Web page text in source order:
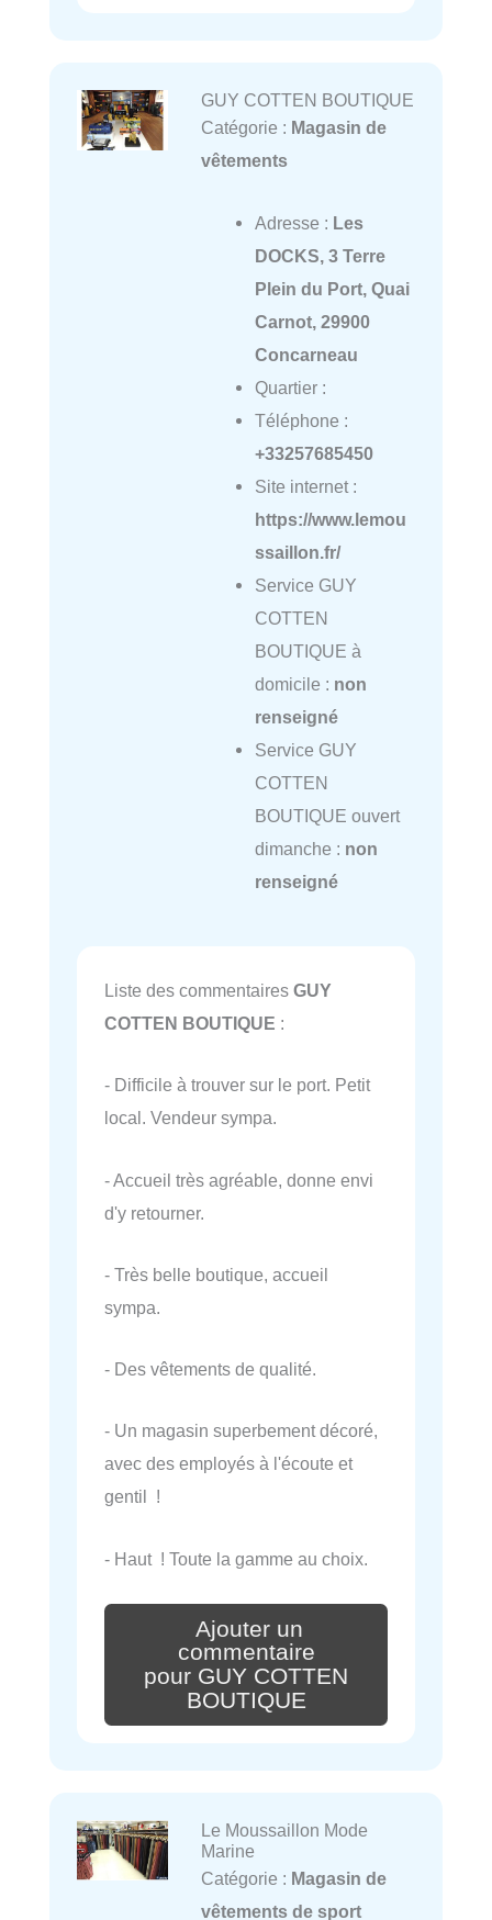
GUY COTTEN BOUTIQUE
Catégorie : Magasin de
vêtements
Adresse : Les
DOCKS, 3 Terre
Plein du Port, Quai
Carnot, 29900
Concarneau
Quartier :
Téléphone :
+33257685450
Site internet :
https://www.lemou
ssaillon.fr/
Service GUY
COTTEN
BOUTIQUE à
domicile : non
renseigné
Service GUY
COTTEN
BOUTIQUE ouvert
dimanche : non
renseigné
Liste des commentaires GUY
COTTEN BOUTIQUE :
- Difficile à trouver sur le port. Petit
local. Vendeur sympa.
- Accueil très agréable, donne envi
d'y retourner.
- Très belle boutique, accueil
sympa.
- Des vêtements de qualité.
- Un magasin superbement décoré,
avec des employés à l'écoute et
gentil !
- Haut ! Toute la gamme au choix.
Ajouter un
commentaire
pour GUY COTTEN
BOUTIQUE
Le Moussaillon Mode
Marine
Catégorie : Magasin de
vêtements de sport